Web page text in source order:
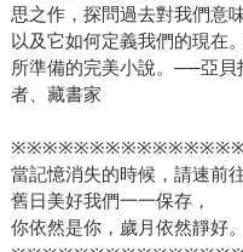
思之作，探問過去對我們意
以及它如何定義我們的現在
所準備的完美小說。──亞
者、藏書家
當記憶消失的時候，請速前
舊日美好我們一一保存，
你依然是你，歲月依然靜好。